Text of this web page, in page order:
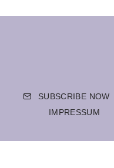
SUBSCRIBE NOW
IMPRESSUM